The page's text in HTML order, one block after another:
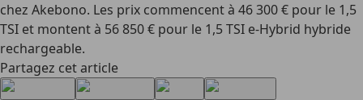
chez Akebono. Les prix commencent à 46 300 € pour le 1,5
TSI et montent à 56 850 € pour le 1,5 TSI e-Hybrid hybride
rechargeable.
Partagez cet article